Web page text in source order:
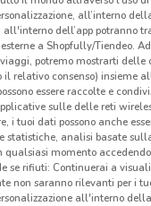
volantini nella
all’interno
all'interno dell’app potranno
a Shopfully/Tiendeo.
potremo mostrarti delle
il relativo consenso) insieme
essere raccolte e
sulle delle reti
i tuoi dati possono anche
statistiche, analisi basate
qualsiasi momento
se rifiuti: Continuerai a
non saranno rilevanti per i
all'interno